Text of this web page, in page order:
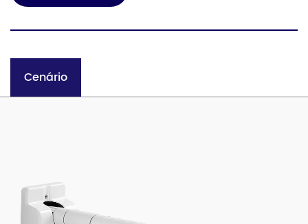
ORÇAMENTO
Cenário